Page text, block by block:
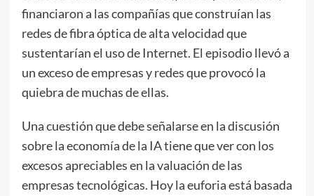
financiaron a las compañías que construían las
redes de fibra óptica de alta velocidad que
sustentarían el uso de Internet. El episodio llevó a
un exceso de empresas y redes que provocó la
quiebra de muchas de ellas.
Una cuestión que debe señalarse en la discusión
sobre la economía de la IA tiene que ver con los
excesos apreciables en la valuación de las
empresas tecnológicas. Hoy la euforia está basada